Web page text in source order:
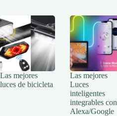
Las mejores
luces de bicicleta
Las mejores
Luces
inteligentes
integrables con
Alexa/Google